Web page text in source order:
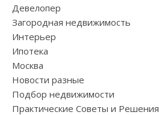
Девелопер
Загородная недвижимость
Интерьер
Ипотека
Москва
Новости разные
Подбор недвижимости
Практические Советы и Решения